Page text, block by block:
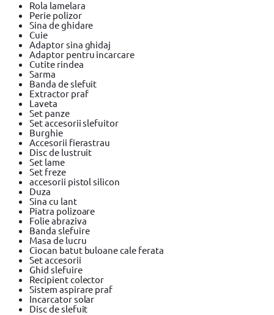
Rola lamelara
Perie polizor
Sina de ghidare
Cuie
Adaptor sina ghidaj
Adaptor pentru incarcare
Cutite rindea
Sarma
Banda de slefuit
Extractor praf
Laveta
Set panze
Set accesorii slefuitor
Burghie
Accesorii fierastrau
Disc de lustruit
Set lame
Set freze
accesorii pistol silicon
Duza
Sina cu lant
Piatra polizoare
Folie abraziva
Banda slefuire
Masa de lucru
Ciocan batut buloane cale ferata
Set accesorii
Ghid slefuire
Recipient colector
Sistem aspirare praf
Incarcator solar
Disc de slefuit